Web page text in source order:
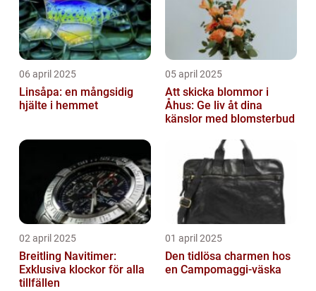
06 april 2025
Linsåpa: en mångsidig
hjälte i hemmet
05 april 2025
Att skicka blommor i
Åhus: Ge liv åt dina
känslor med blomsterbud
02 april 2025
Breitling Navitimer:
Exklusiva klockor för alla
tillfällen
01 april 2025
Den tidlösa charmen hos
en Campomaggi-väska